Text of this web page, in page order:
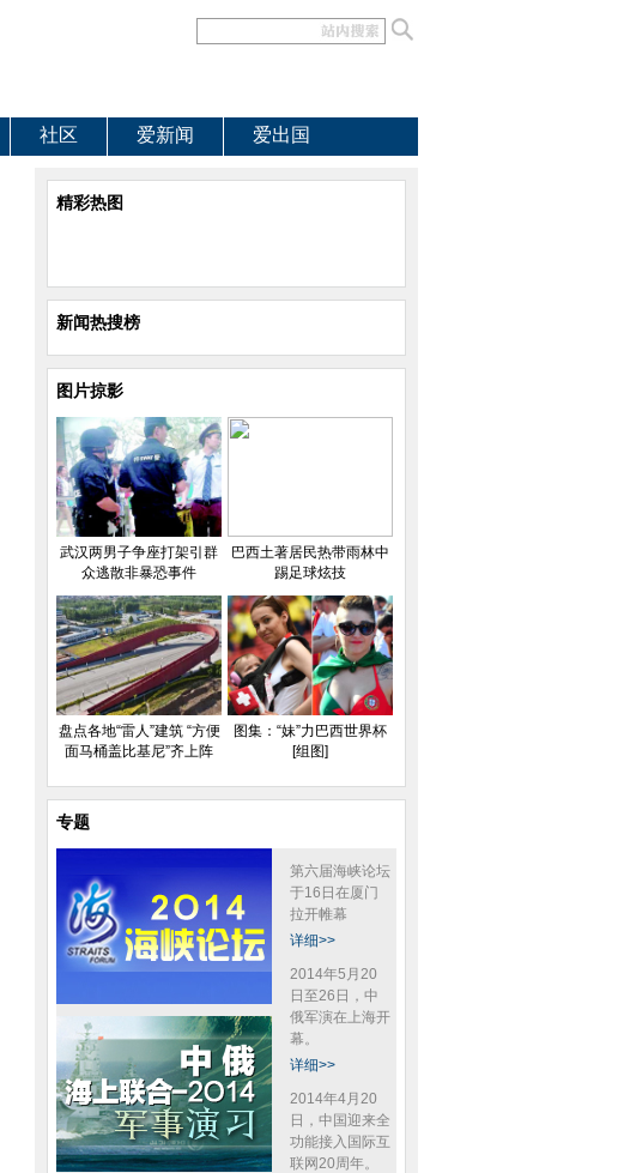
社区 爱新闻 爱出国
精彩热图
新闻热搜榜
图片掠影
武汉两男子争座打架引群
众逃散非暴恐事件
巴西土著居民热带雨林中
踢足球炫技
盘点各地“雷人”建筑 “方便
面马桶盖比基尼”齐上阵
图集：“妹”力巴西世界杯
[组图]
专题
第六届海峡论坛
于16日在厦门
拉开帷幕
详细>>
2014年5月20
日至26日，中
俄军演在上海开
幕。
详细>>
2014年4月20
日，中国迎来全
功能接入国际互
联网20周年。